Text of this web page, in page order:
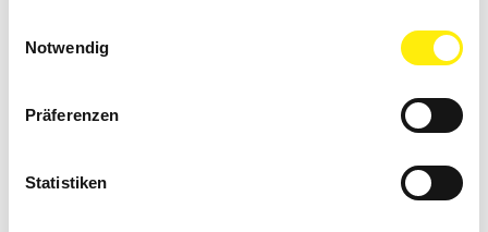
Notwendig
Präferenzen
Statistiken